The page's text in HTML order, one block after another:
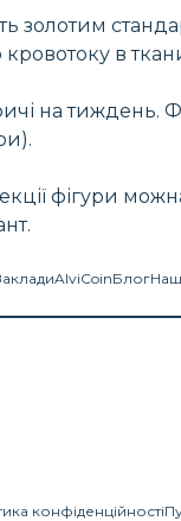
в
на тиждень.
фігури
AlviCoinБлог
конфіденційності